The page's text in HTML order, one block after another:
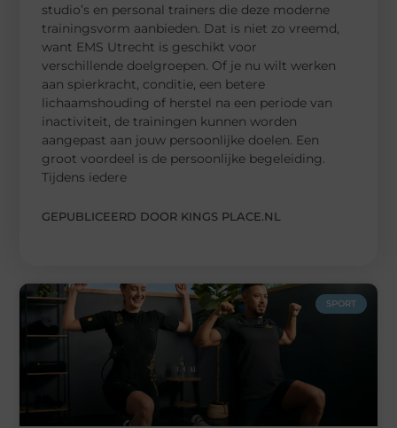
studio’s en personal trainers die deze moderne
trainingsvorm aanbieden. Dat is niet zo vreemd,
want EMS Utrecht is geschikt voor
verschillende doelgroepen. Of je nu wilt werken
aan spierkracht, conditie, een betere
lichaamshouding of herstel na een periode van
inactiviteit, de trainingen kunnen worden
aangepast aan jouw persoonlijke doelen. Een
groot voordeel is de persoonlijke begeleiding.
Tijdens iedere
GEPUBLICEERD DOOR KINGS PLACE.NL
SPORT